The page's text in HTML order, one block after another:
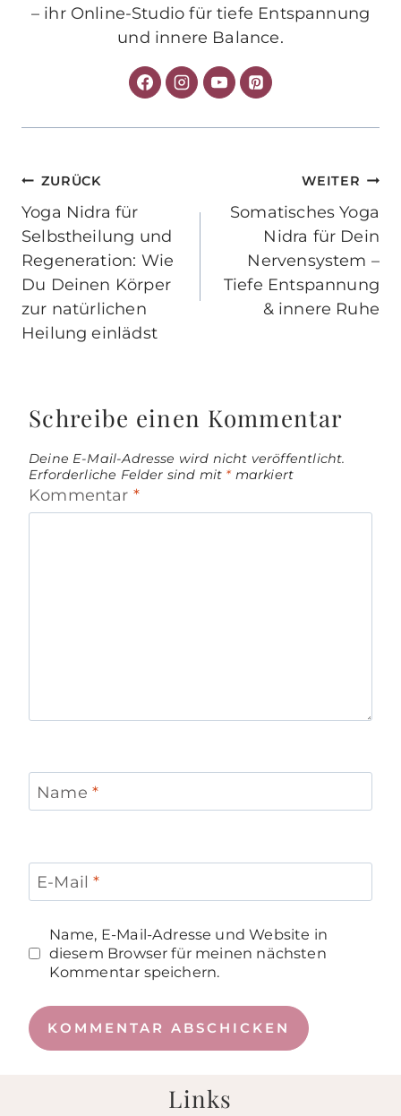
– ihr Online-Studio für tiefe Entspannung
und innere Balance.
Beitragsnavigation
ZURÜCK
Yoga Nidra für
Selbstheilung und
Regeneration: Wie
Du Deinen Körper
zur natürlichen
Heilung einlädst
WEITER
Somatisches Yoga
Nidra für Dein
Nervensystem –
Tiefe Entspannung
& innere Ruhe
Schreibe einen Kommentar
Deine E-Mail-Adresse wird nicht veröffentlicht.
Erforderliche Felder sind mit *markiert
Kommentar *
Name *
E-Mail*
Name, E-Mail-Adresse und Website in
diesem Browser für meinen nächsten
Kommentar speichern.
Links